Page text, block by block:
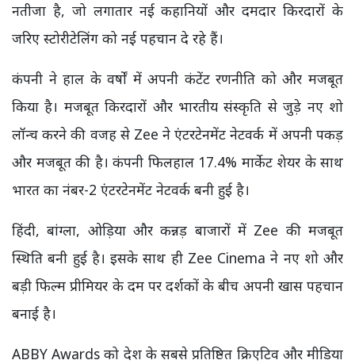
नतीजा है, जो लगातार नई कहानियों और दमदार किरदारों के
जरिए स्टोरीटेलिंग को नई पहचान दे रहे हैं।
कंपनी ने हाल के वर्षों में अपनी कंटेंट रणनीति को और मजबूत
किया है। मजबूत किरदारों और भारतीय संस्कृति से जुड़े नए शो
लॉन्च करने की वजह से Zee ने एंटरटेनमेंट नेटवर्क में अपनी पकड़
और मजबूत की है। कंपनी फिलहाल 17.4% मार्केट शेयर के साथ
भारत का नंबर-2 एंटरटेनमेंट नेटवर्क बनी हुई है।
हिंदी, बांग्ला, ओड़िया और कन्नड़ बाजारों में Zee की मजबूत
स्थिति बनी हुई है। इसके साथ ही Zee Cinema ने नए शो और
बड़ी फिल्म प्रीमियर के दम पर दर्शकों के बीच अपनी खास पहचान
बनाई है।
ABBY Awards को देश के सबसे प्रतिष्ठित क्रिएटिव और मीडिया